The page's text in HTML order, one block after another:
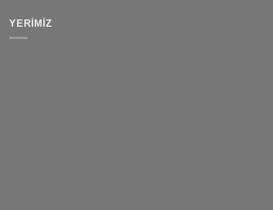
2022
Yapılır
YERIMIZ